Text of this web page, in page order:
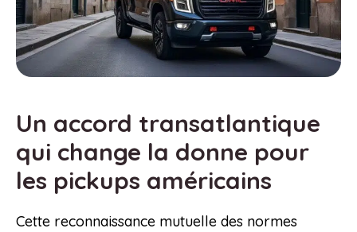
Un accord transatlantique
qui change la donne pour
les pickups américains
Cette reconnaissance mutuelle des normes